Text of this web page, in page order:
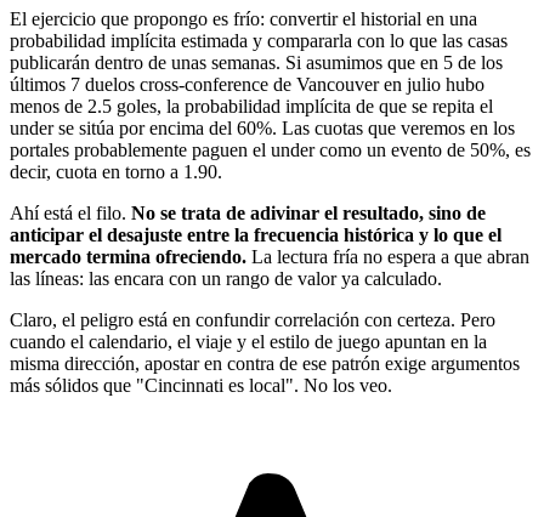
El ejercicio que propongo es frío: convertir el historial en una
probabilidad implícita estimada y compararla con lo que las casas
publicarán dentro de unas semanas. Si asumimos que en 5 de los
últimos 7 duelos cross-conference de Vancouver en julio hubo
menos de 2.5 goles, la probabilidad implícita de que se repita el
under se sitúa por encima del 60%. Las cuotas que veremos en los
portales probablemente paguen el under como un evento de 50%, es
decir, cuota en torno a 1.90.
Ahí está el filo. No se trata de adivinar el resultado, sino de
anticipar el desajuste entre la frecuencia histórica y lo que el
mercado termina ofreciendo. La lectura fría no espera a que abran
las líneas: las encara con un rango de valor ya calculado.
Claro, el peligro está en confundir correlación con certeza. Pero
cuando el calendario, el viaje y el estilo de juego apuntan en la
misma dirección, apostar en contra de ese patrón exige argumentos
más sólidos que "Cincinnati es local". No los veo.